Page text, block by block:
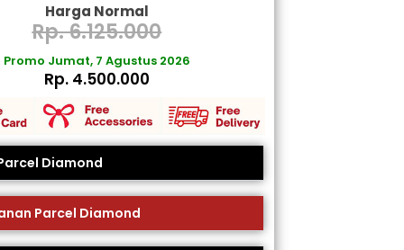
Harga Normal
Rp. 6.125.000
Promo Jumat, 7 Agustus 2026
Rp. 4.500.000
Diamond
Parcel Diamond